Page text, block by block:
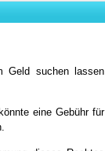
Geld suchen lassen
eine Gebühr für